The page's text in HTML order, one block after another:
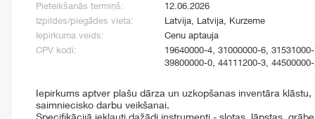
Pieteikšanās termiņš:
12.06.2026
Izpildes/piegādes vieta:
Latvija, Latvija, Kurzeme
Iepirkuma veids:
Cenu aptauja
CPV kodi:
19640000-4, 31000000-6,
39800000-0, 44111200-3,
Iepirkums aptver plašu dārza un uzkopšanas inventāra
saimniecisko darbu veikšanai.